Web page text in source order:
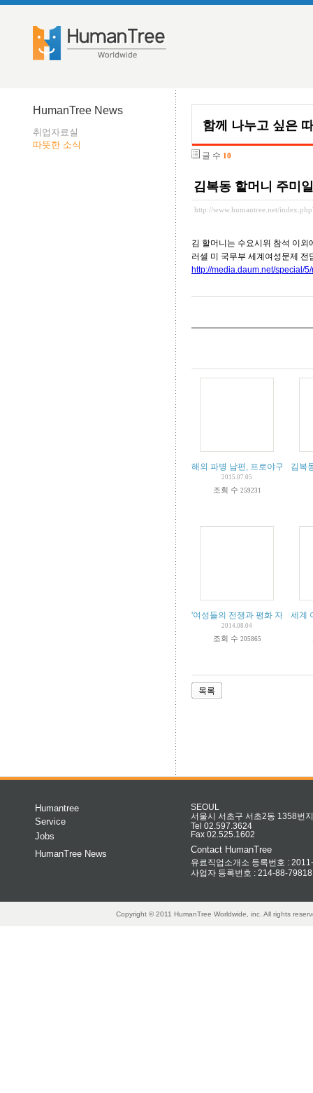
HumanTree News
취업자료실
따뜻한 소식
함께 나누고 싶은
글 수 10
김복동 할머니 주미
http://www.humantree.net/
김 할머니는 수요시위 참석 이
러셀 미 국무부 세계여성문제 전
http://media.daum.net/special/
해외 파병 남편, 프로야구 포수
2015.07.05
조회 수 259231
김복
'여성들의 전쟁과 평화 자료관'
2014.08.04
조회 수 205865
세계
목록
Humantree
Service
Jobs
HumanTree News
SEOUL
서울시 서초구 서초2동 1358번
Tel 02.597.3624
Fax 02.525.1602
Contact HumanTree
유료직업소개소 등록번호 :
사업자 등록번호 : 214-88-79818
Copyright © 2011 HumanTree Worldwide, inc. All rights